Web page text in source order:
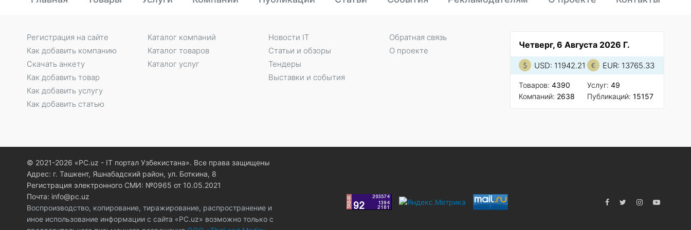
Четверг, 6 Августа 2026 Г.
USD: 11942.21 EUR: 13765.33
Товаров: 4390
Компаний: 2638
Услуг: 49
Публикаций: 15157
Регистрация на сайте
Как добавить компанию
Скачать анкету
Как добавить товар
Как добавить услугу
Как добавить статью
Каталог компаний
Каталог товаров
Каталог услуг
Новости IT
Статьи и обзоры
Тендеры
Выставки и события
Обратная связь
О проекте
© 2021-2026 «PC.uz - IT портал Узбекистана». Все права защищены
Адрес: г. Ташкент, Яшнабадский район, ул. Боткина, 8
Регистрация электронного СМИ: №0965 от 10.05.2021
Почта: info@pc.uz
Воспроизводство, копирование, тиражирование, распространение и
иное использование информации с сайта «PC.uz» возможно только с